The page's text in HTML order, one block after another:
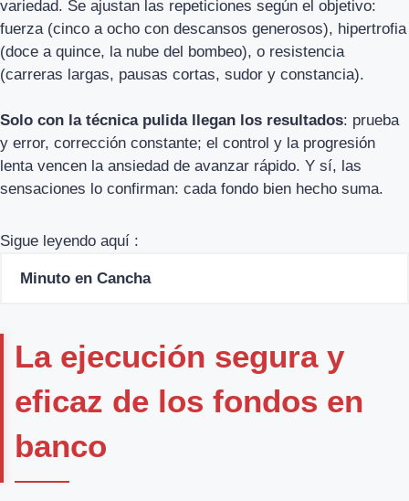
variedad. Se ajustan las repeticiones según el objetivo:
fuerza (cinco a ocho con descansos generosos), hipertrofia
(doce a quince, la nube del bombeo), o resistencia
(carreras largas, pausas cortas, sudor y constancia).
Solo con la técnica pulida llegan los resultados: prueba
y error, corrección constante; el control y la progresión
lenta vencen la ansiedad de avanzar rápido. Y sí, las
sensaciones lo confirman: cada fondo bien hecho suma.
Sigue leyendo aquí :
Minuto en Cancha
La ejecución segura y
eficaz de los fondos en
banco